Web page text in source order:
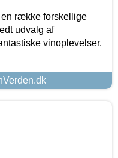
række forskellige
udvalg af
vinoplevelser.